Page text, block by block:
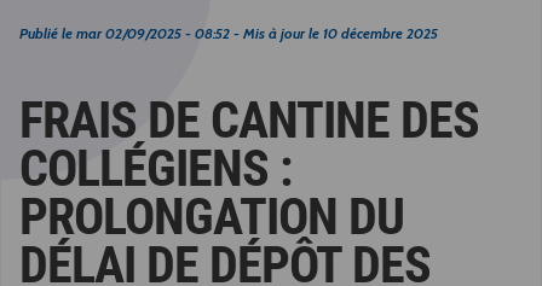
Publié le mar 02/09/2025 - 08:52 - Mis à jour le 10 décembre 2025
FRAIS DE CANTINE DES
COLLÉGIENS :
PROLONGATION DU
DÉLAI DE DÉPÔT DES